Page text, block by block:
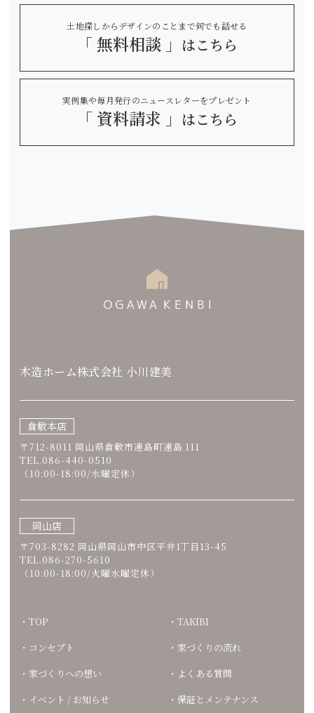
土地探しからデザインのことまで何でも話せる
「 無料相談 」 はこちら
実例集や毎月発行のニュースレターをプレゼント
「 資料請求 」 はこちら
木造ホーム株式会社 小川建美
倉敷本店
〒712-8011 岡山県倉敷市連島町連島 111
TEL.086-440-0510
（10:00-18:00/水曜定休）
岡山店
〒703-8282 岡山県岡山市中区平井1丁目13-45
TEL.086-270-5610
（10:00-18:00/火曜水曜定休）
TOP
コンセプト
家づくりへの想い
イベント / お知らせ
TAKIBI
家づくりの流れ
よくある質問
保証とメンテナンス